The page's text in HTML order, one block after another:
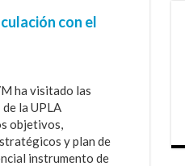
con el
ha visitado las
la UPLA
objetivos,
y plan de
instrumento de